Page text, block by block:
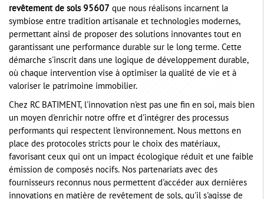
revêtement de sols 95607 que nous réalisons incarnent la
symbiose entre tradition artisanale et technologies modernes,
permettant ainsi de proposer des solutions innovantes tout en
garantissant une performance durable sur le long terme. Cette
démarche s'inscrit dans une logique de développement durable,
où chaque intervention vise à optimiser la qualité de vie et à
valoriser le patrimoine immobilier.
Chez RC BATIMENT, l'innovation n'est pas une fin en soi, mais bien
un moyen d'enrichir notre offre et d'intégrer des processus
performants qui respectent l'environnement. Nous mettons en
place des protocoles stricts pour le choix des matériaux,
favorisant ceux qui ont un impact écologique réduit et une faible
émission de composés nocifs. Nos partenariats avec des
fournisseurs reconnus nous permettent d'accéder aux dernières
innovations en matière de revêtement de sols, qu'il s'agisse de